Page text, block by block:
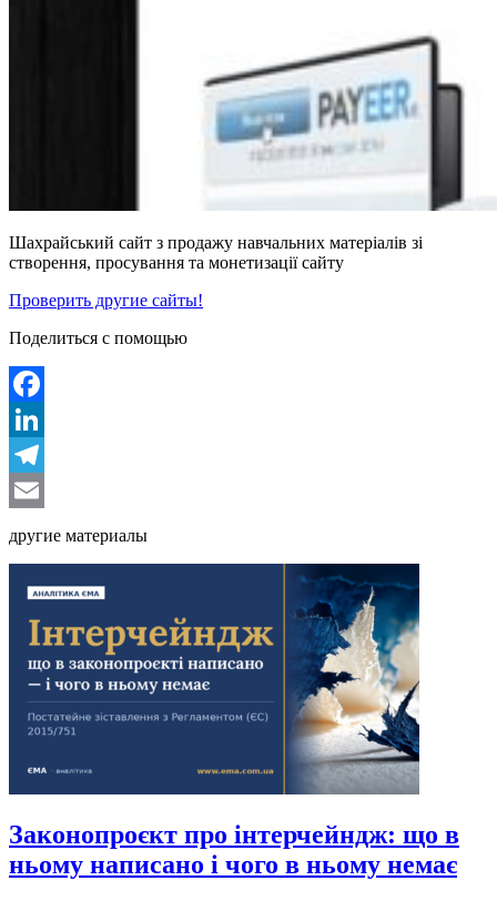
Шахрайський сайт з продажу навчальних матеріалів зі
створення, просування та монетизації сайту
Проверить другие сайты!
Поделиться с помощью
Facebook
LinkedIn
Telegram
другие материалы
Законопроєкт про інтерчейндж: що в
ньому написано і чого в ньому немає